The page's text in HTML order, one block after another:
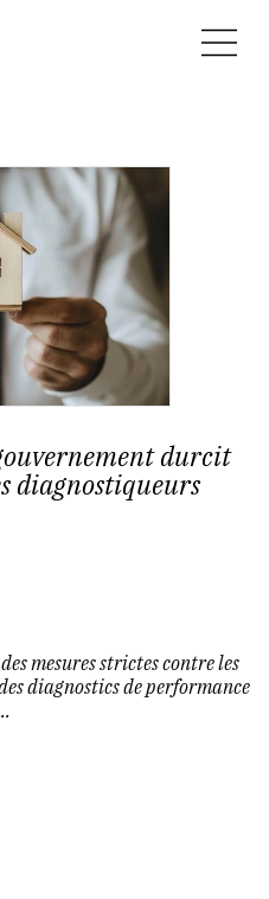
durcit
diagnostiqueurs
mesures strictes contre les
diagnostics de performance